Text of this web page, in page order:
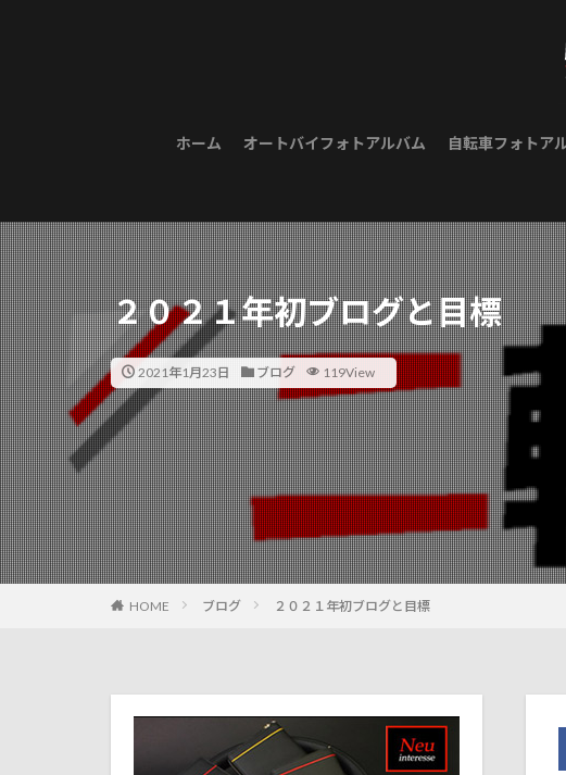
ホーム オートバイフォトアルバム 自転車フォトア
２０２１年初ブログと目標
2021年1月23日 ブログ 119View
HOME ブログ ２０２１年初ブログと目標